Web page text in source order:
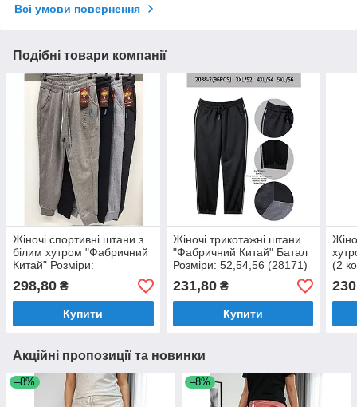
Всі умови повернення
Подібні товари компанії
Жіночі спортивні штани з
білим хутром "Фабричний
Китай" Розміри:
50,52,54,56,58 (16201)
298,80 ₴
Купити
Жіночі трикотажні штани
"Фабричний Китай" Батал
Розміри: 52,54,56 (28171)
231,80₴
Купити
(2
56
Акційні пропозиції та новинки
–8% –8%